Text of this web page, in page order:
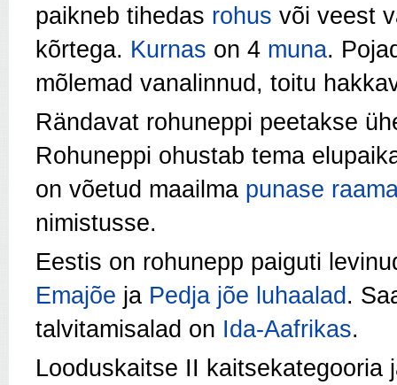
paikneb tihedas rohus või veest
kõrtega. Kurnas on 4 muna.
mõlemad vanalinnud, toitu
Rändavat rohuneppi peetakse
Rohuneppi ohustab tema
on võetud maailma punase
nimistusse.
Eestis on rohunepp paiguti
Emajõe ja Pedja jõe luhaalad .
talvitamisalad on Ida-Aafrikas.
Looduskaitse II kaitsekategooria